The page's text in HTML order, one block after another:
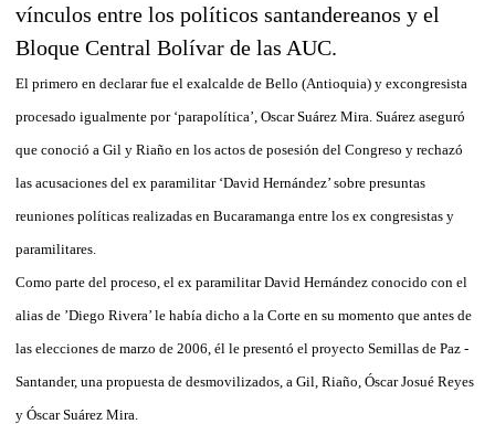
vínculos entre los políticos santandereanos y el
Bloque Central Bolívar de las AUC.
El primero en declarar fue el exalcalde de Bello (Antioquia) y excongresista
procesado igualmente por ‘parapolítica’, Oscar Suárez Mira. Suárez aseguró
que conoció a Gil y Riaño en los actos de posesión del Congreso y rechazó
las acusaciones del ex paramilitar ‘David Hernández’ sobre presuntas
reuniones políticas realizadas en Bucaramanga entre los ex congresistas y
paramilitares.
Como parte del proceso, el ex paramilitar David Hernández conocido con el
alias de ’Diego Rivera’ le había dicho a la Corte en su momento que antes de
las elecciones de marzo de 2006, él le presentó el proyecto Semillas de Paz -
Santander, una propuesta de desmovilizados, a Gil, Riaño, Óscar Josué Reyes
y Óscar Suárez Mira.